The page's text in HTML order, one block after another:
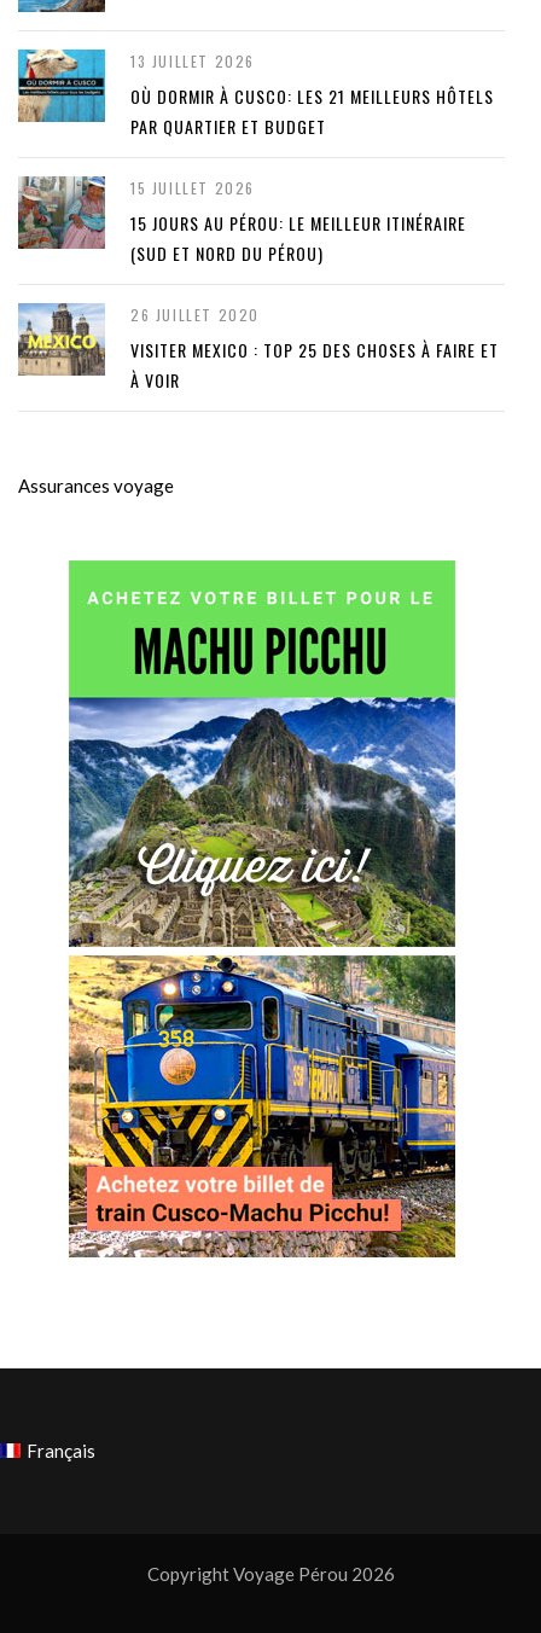
13 JUILLET 2026
OÙ DORMIR À CUSCO: LES 21 MEILLEURS HÔTELS
PAR QUARTIER ET BUDGET
15 JUILLET 2026
15 JOURS AU PÉROU: LE MEILLEUR ITINÉRAIRE
(SUD ET NORD DU PÉROU)
26 JUILLET 2020
VISITER MEXICO : TOP 25 DES CHOSES À FAIRE ET
À VOIR
Assurances voyage
Français
Copyright Voyage Pérou 2026